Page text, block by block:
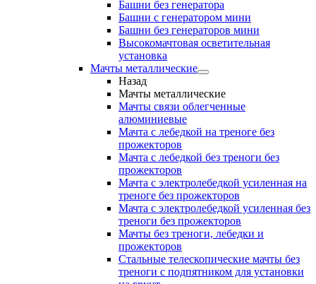
Башни без генератора
Башни с генератором мини
Башни без генераторов мини
Высокомачтовая осветительная
установка
Мачты металлические
Назад
Мачты металлические
Мачты связи облегченные
алюминиевые
Мачта с лебедкой на треноге без
прожекторов
Мачта с лебедкой без треноги без
прожекторов
Мачта с электролебедкой усиленная на
треноге без прожекторов
Мачта с электролебедкой усиленная без
треноги без прожекторов
Мачты без треноги, лебедки и
прожекторов
Стальные телескопические мачты без
треноги с подпятником для установки